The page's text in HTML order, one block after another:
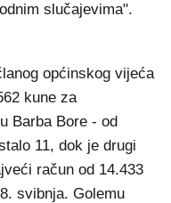
slučajevima".
općinskog vijeća
kune za
Barba Bore - od
11, dok je drugi
račun od 14.433
svibnja. Golemu